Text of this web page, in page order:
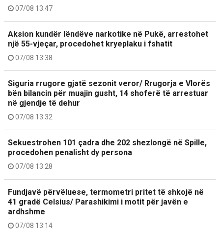
07/08 13:47
Aksion kundër lëndëve narkotike në Pukë, arrestohet
një 55-vjeçar, procedohet kryeplaku i fshatit
07/08 13:38
Siguria rrugore gjatë sezonit veror/ Rrugorja e Vlorës
bën bilancin për muajin gusht, 14 shoferë të arrestuar
në gjendje të dehur
07/08 13:32
Sekuestrohen 101 çadra dhe 202 shezlongë në Spille,
procedohen penalisht dy persona
07/08 13:28
Fundjavë përvëluese, termometri pritet të shkojë në
41 gradë Celsius/ Parashikimi i motit për javën e
ardhshme
07/08 13:14